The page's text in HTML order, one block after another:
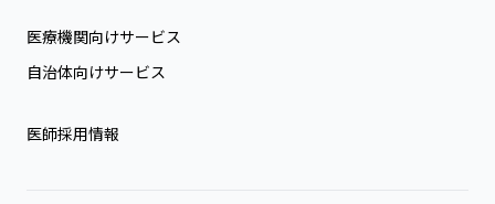
医療機関向けサービス
自治体向けサービス
医師採用情報